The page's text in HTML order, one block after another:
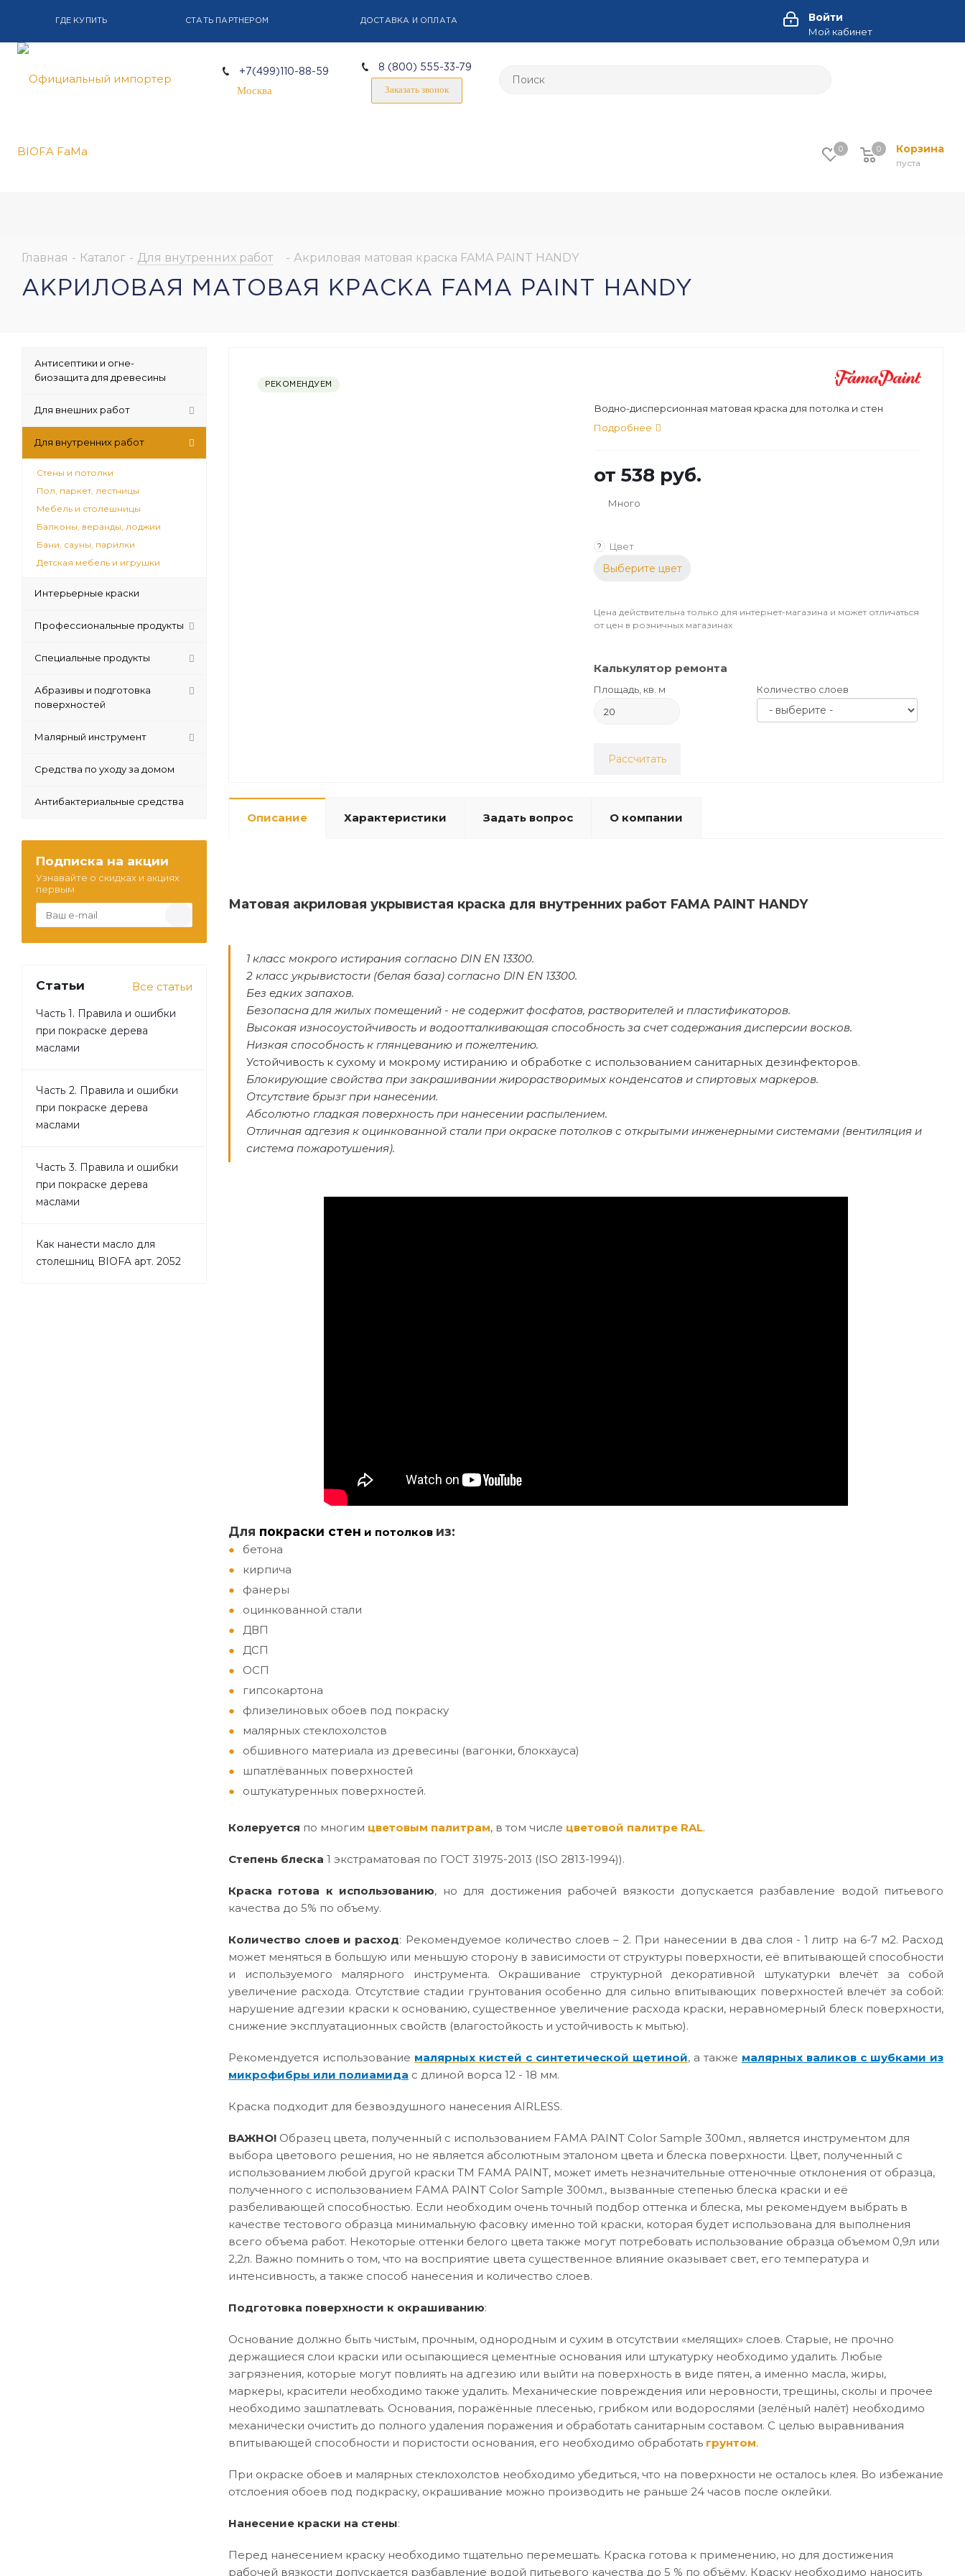
ГДЕ КУПИТЬ СТАТЬ ПАРТНЕРОМ ДОСТАВКА И ОПЛАТА Войти
Мой кабинет
+7(499)110-88-59
Москва
8 (800) 555-33-79
Заказать звонок
0 Корзина
пуста
0
Главная - Каталог - Для внутренних работ - Акриловая матовая краска FAMA PAINT HANDY
АКРИЛОВАЯ МАТОВАЯ КРАСКА FAMA PAINT HANDY
РЕКОМЕНДУЕМ
Водно-дисперсионная матовая краска для потолка и стен
Подробнее
от 538 руб.
Много
? Цвет
Выберите цвет
Цена действительна только для интернет-магазина и может отличаться
от цен в розничных магазинах
Калькулятор ремонта
Площадь, кв. м Количество слоев
Рассчитать
Описание Характеристики Задать вопрос О компании
Матовая акриловая укрывистая краска для внутренних работ FAMA PAINT HANDY
1 класс мокрого истирания согласно DIN EN 13300.
2 класс укрывистости (белая база) согласно DIN EN 13300.
Без едких запахов.
Безопасна для жилых помещений - не содержит фосфатов, растворителей и пластификаторов.
Высокая износоустойчивость и водоотталкивающая способность за счет содержания дисперсии восков.
Низкая способность к глянцеванию и пожелтению.
Устойчивость к сухому и мокрому истиранию и обработке с использованием санитарных дезинфекторов.
Блокирующие свойства при закрашивании жирорастворимых конденсатов и спиртовых маркеров.
Отсутствие брызг при нанесении.
Абсолютно гладкая поверхность при нанесении распылением.
Отличная адгезия к оцинкованной стали при окраске потолков с открытыми инженерными системами (вентиляция и
система пожаротушения).
Для покраски стен и потолков из:
бетона
кирпича
фанеры
оцинкованной стали
ДВП
ДСП
ОСП
гипсокартона
флизелиновых обоев под покраску
малярных стеклохолстов
обшивного материала из древесины (вагонки, блокхауса)
шпатлёванных поверхностей
оштукатуренных поверхностей.
Колеруется по многим цветовым палитрам, в том числе цветовой палитре RAL.
Степень блеска 1 экстраматовая по ГОСТ 31975-2013 (ISO 2813-1994)).
Краска готова к использованию, но для достижения рабочей вязкости допускается разбавление водой питьевого
качества до 5% по объему.
Количество слоев и расход: Рекомендуемое количество слоев – 2. При нанесении в два слоя - 1 литр на 6-7 м2. Расход
может меняться в большую или меньшую сторону в зависимости от структуры поверхности, её впитывающей способности
и используемого малярного инструмента. Окрашивание структурной декоративной штукатурки влечёт за собой
увеличение расхода. Отсутствие стадии грунтования особенно для сильно впитывающих поверхностей влечёт за собой:
нарушение адгезии краски к основанию, существенное увеличение расхода краски, неравномерный блеск поверхности,
снижение эксплуатационных свойств (влагостойкость и устойчивость к мытью).
Рекомендуется использование малярных кистей с синтетической щетиной, а также малярных валиков с шубками из
микрофибры или полиамида с длиной ворса 12 - 18 мм.
Краска подходит для безвоздушного нанесения AIRLESS.
ВАЖНО! Образец цвета, полученный с использованием FAMA PAINT Color Sample 300мл., является инструментом для
выбора цветового решения, но не является абсолютным эталоном цвета и блеска поверхности. Цвет, полученный с
использованием любой другой краски ТМ FAMA PAINT, может иметь незначительные оттеночные отклонения от образца,
полученного с использованием FAMA PAINT Color Sample 300мл., вызванные степенью блеска краски и её
разбеливающей способностью. Если необходим очень точный подбор оттенка и блеска, мы рекомендуем выбрать в
качестве тестового образца минимальную фасовку именно той краски, которая будет использована для выполнения
всего объема работ. Некоторые оттенки белого цвета также могут потребовать использование образца объемом 0,9л или
2,2л. Важно помнить о том, что на восприятие цвета существенное влияние оказывает свет, его температура и
интенсивность, а также способ нанесения и количество слоев.
Подготовка поверхности к окрашиванию:
Основание должно быть чистым, прочным, однородным и сухим в отсутствии «мелящих» слоев. Старые, не прочно
держащиеся слои краски или осыпающиеся цементные основания или штукатурку необходимо удалить. Любые
загрязнения, которые могут повлиять на адгезию или выйти на поверхность в виде пятен, а именно масла, жиры,
маркеры, красители необходимо также удалить. Механические повреждения или неровности, трещины, сколы и прочее
необходимо зашпатлевать. Основания, поражённые плесенью, грибком или водорослями (зелёный налёт) необходимо
механически очистить до полного удаления поражения и обработать санитарным составом. С целью выравнивания
впитывающей способности и пористости основания, его необходимо обработать грунтом.
При окраске обоев и малярных стеклохолстов необходимо убедиться, что на поверхности не осталось клея. Во избежание
отслоения обоев под подкраску, окрашивание можно производить не раньше 24 часов после оклейки.
Нанесение краски на стены:
Перед нанесением краску необходимо тщательно перемешать. Краска готова к применению, но для достижения
рабочей вязкости допускается разбавление водой питьевого качества до 5 % по объёму. Краску необходимо наносить
Антисептики и огне-
биозащита для древесины
Для внешних работ
Для внутренних работ
Стены и потолки
Пол, паркет, лестницы
Мебель и столешницы
Балконы, веранды, лоджии
Бани, сауны, парилки
Детская мебель и игрушки
Интерьерные краски
Профессиональные продукты
Специальные продукты
Абразивы и подготовка
поверхностей
Малярный инструмент
Средства по уходу за домом
Антибактериальные средства
Подписка на акции
Узнавайте о скидках и акциях
первым
Статьи Все статьи
Часть 1. Правила и ошибки
при покраске дерева
маслами
Часть 2. Правила и ошибки
при покраске дерева
маслами
Часть 3. Правила и ошибки
при покраске дерева
маслами
Как нанести масло для
столешниц BIOFA арт. 2052